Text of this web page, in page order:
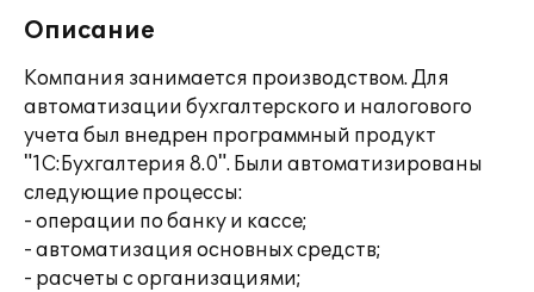
Описание
Компания занимается производством. Для
автоматизации бухгалтерского и налогового
учета был внедрен программный продукт
"1С:Бухгалтерия 8.0". Были автоматизированы
следующие процессы:
- операции по банку и кассе;
- автоматизация основных средств;
- расчеты с организациями;